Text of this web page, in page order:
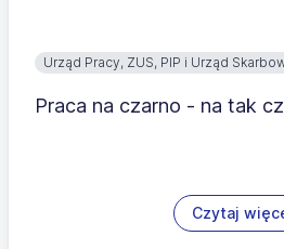
Urząd Pracy, ZUS, PIP i Urząd
Praca na czarno - na tak
Czytaj